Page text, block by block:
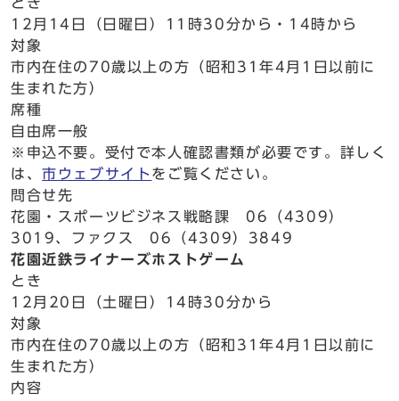
12月14日（日曜日）11時30分から・14時から
対象
市内在住の70歳以上の方（昭和31年4月1日以前に
生まれた方）
席種
自由席一般
※申込不要。受付で本人確認書類が必要です。詳しく
は、市ウェブサイト をご覧ください。
問合せ先
花園・スポーツビジネス戦略課 06（4309）
3019、ファクス 06（4309）3849
花園近鉄ライナーズホストゲーム
とき
12月20日（土曜日）14時30分から
対象
市内在住の70歳以上の方（昭和31年4月1日以前に
生まれた方）
内容